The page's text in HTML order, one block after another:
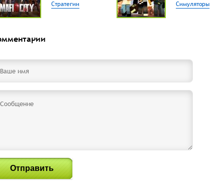
Стратегии Симуляторы
Отправить